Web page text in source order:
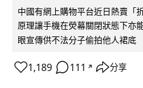
中國有網上購物平台近日熱賣「
原理讓手機在熒幕關閉狀態下亦
眼宣傳供不法分子偷拍他人裙底
1,189 111 ↗ 分享